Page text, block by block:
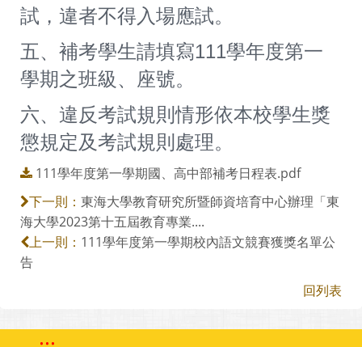
試，違者不得入場應試。
五、補考學生請填寫111學年度第一
學期之班級、座號。
六、違反考試規則情形依本校學生獎
懲規定及考試規則處理。
111學年度第一學期國、高中部補考日程表.pdf
下一則： 東海大學教育研究所暨師資培育中心辦理「東
海大學2023第十五屆教育專業....
上一則： 111學年度第一學期校內語文競賽獲獎名單公
告
回列表